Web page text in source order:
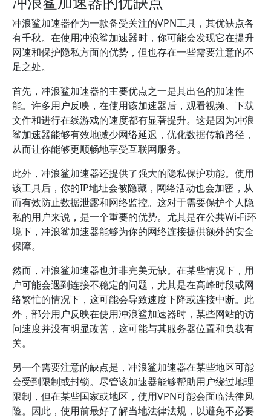
冲浪鲨加速器作为一款备受关注的VPN工具，其优缺点各
有千秋。在使用冲浪鲨加速器时，你可能会发现它在提升
网速和保护隐私方面的优势，但也存在一些需要注意的不
足之处。
首先，冲浪鲨加速器的主要优点之一是其出色的加速性
能。许多用户反映，在使用该加速器后，观看视频、下载
文件和进行在线游戏的速度都有显著提升。这是因为冲浪
鲨加速器能够有效地减少网络延迟，优化数据传输路径，
从而让你能够更顺畅地享受互联网服务。
此外，冲浪鲨加速器还提供了强大的隐私保护功能。使用
该工具后，你的IP地址会被隐藏，网络活动也会加密，从
而有效防止数据泄露和网络监控。这对于需要保护个人隐
私的用户来说，是一个重要的优势。尤其是在公共Wi-Fi环
境下，冲浪鲨加速器能够为你的网络连接提供额外的安全
保障。
然而，冲浪鲨加速器也并非完美无缺。在某些情况下，用
户可能会遇到连接不稳定的问题，尤其是在高峰时段或网
络繁忙的情况下，这可能会导致速度下降或连接中断。此
外，部分用户反映在使用冲浪鲨加速器时，某些网站的访
问速度并没有明显改善，这可能与其服务器位置和负载有
关。
另一个需要注意的缺点是，冲浪鲨加速器在某些地区可能
会受到限制或封锁。尽管该加速器能够帮助用户绕过地理
限制，但在某些国家或地区，使用VPN可能会面临法律风
险。因此，使用前最好了解当地法律法规，以避免不必要